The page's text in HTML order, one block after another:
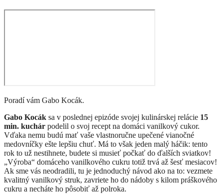
Poradí vám Gabo Kocák.
Gabo Kocák sa v poslednej epizóde svojej kulinárskej relácie 15
min. kuchár podelil o svoj recept na domáci vanilkový cukor.
Vďaka nemu budú mať vaše vlastnoručne upečené vianočné
medovníčky ešte lepšiu chuť. Má to však jeden malý háčik: tento
rok to už nestihnete, budete si musieť počkať do ďalších sviatkov!
„Výroba“ domáceho vanilkového cukru totiž trvá až šesť mesiacov!
Ak sme vás neodradili, tu je jednoduchý návod ako na to: vezmete
kvalitný vanilkový struk, zavriete ho do nádoby s kilom práškového
cukru a necháte ho pôsobiť až polroka.